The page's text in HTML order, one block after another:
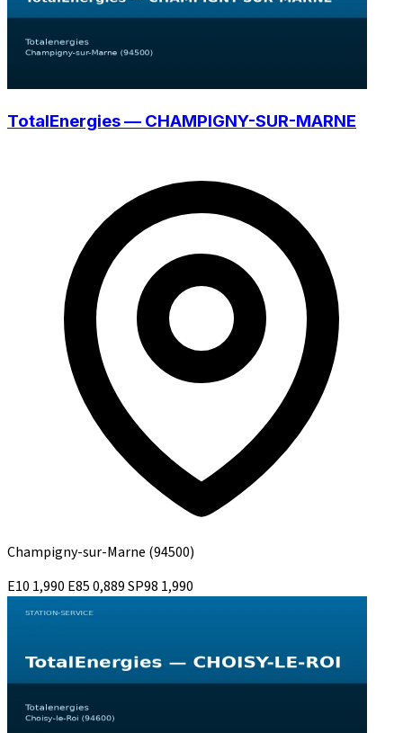
TotalEnergies — CHAMPIGNY-SUR-MARNE
Champigny-sur-Marne (94500)
E10 1,990 E850,889SP98 1,990